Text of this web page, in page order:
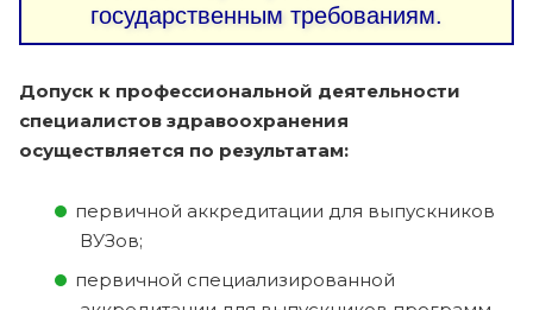
государственным требованиям.
Допуск к профессиональной деятельности
специалистов здравоохранения
осуществляется по результатам:
первичной аккредитации для выпускников
ВУЗов;
первичной специализированной